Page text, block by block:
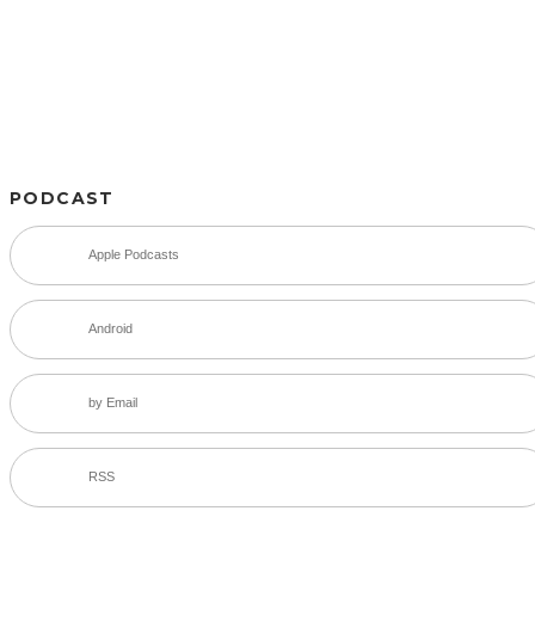
PODCAST
Apple Podcasts
Android
by Email
RSS